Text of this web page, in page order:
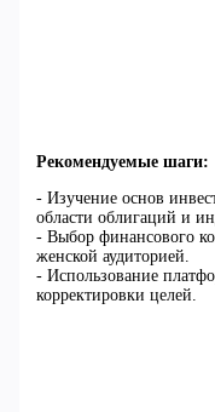
Рекомендуемые шаги:
- Изучение основ
области облигаций и
- Выбор финансового
женской аудиторией.
- Использование
корректировки целей.